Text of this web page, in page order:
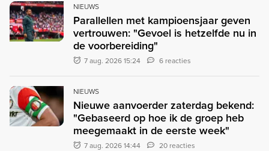
NIEUWS
Parallellen met kampioensjaar geven
vertrouwen: "Gevoel is hetzelfde nu in
de voorbereiding"
7 aug. 2026 15:24 6 reacties
NIEUWS
Nieuwe aanvoerder zaterdag bekend:
"Gebaseerd op hoe ik de groep heb
meegemaakt in de eerste week"
7 aug. 2026 14:44 20 reacties